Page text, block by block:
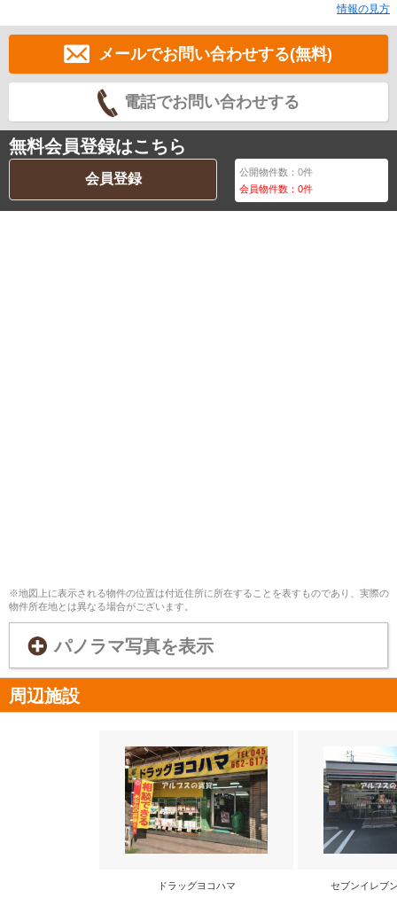
情報の見方
メールでお問い合わせする(無料)
電話でお問い合わせする
無料会員登録はこちら
会員登録 公開物件数：0件
会員物件数：0件
※地図上に表示される物件の位置は付近住所に所在することを表すものであり、実際の
物件所在地とは異なる場合がございます。
パノラマ写真を表示
周辺施設
ドラッグヨコハマ セブンイレブ